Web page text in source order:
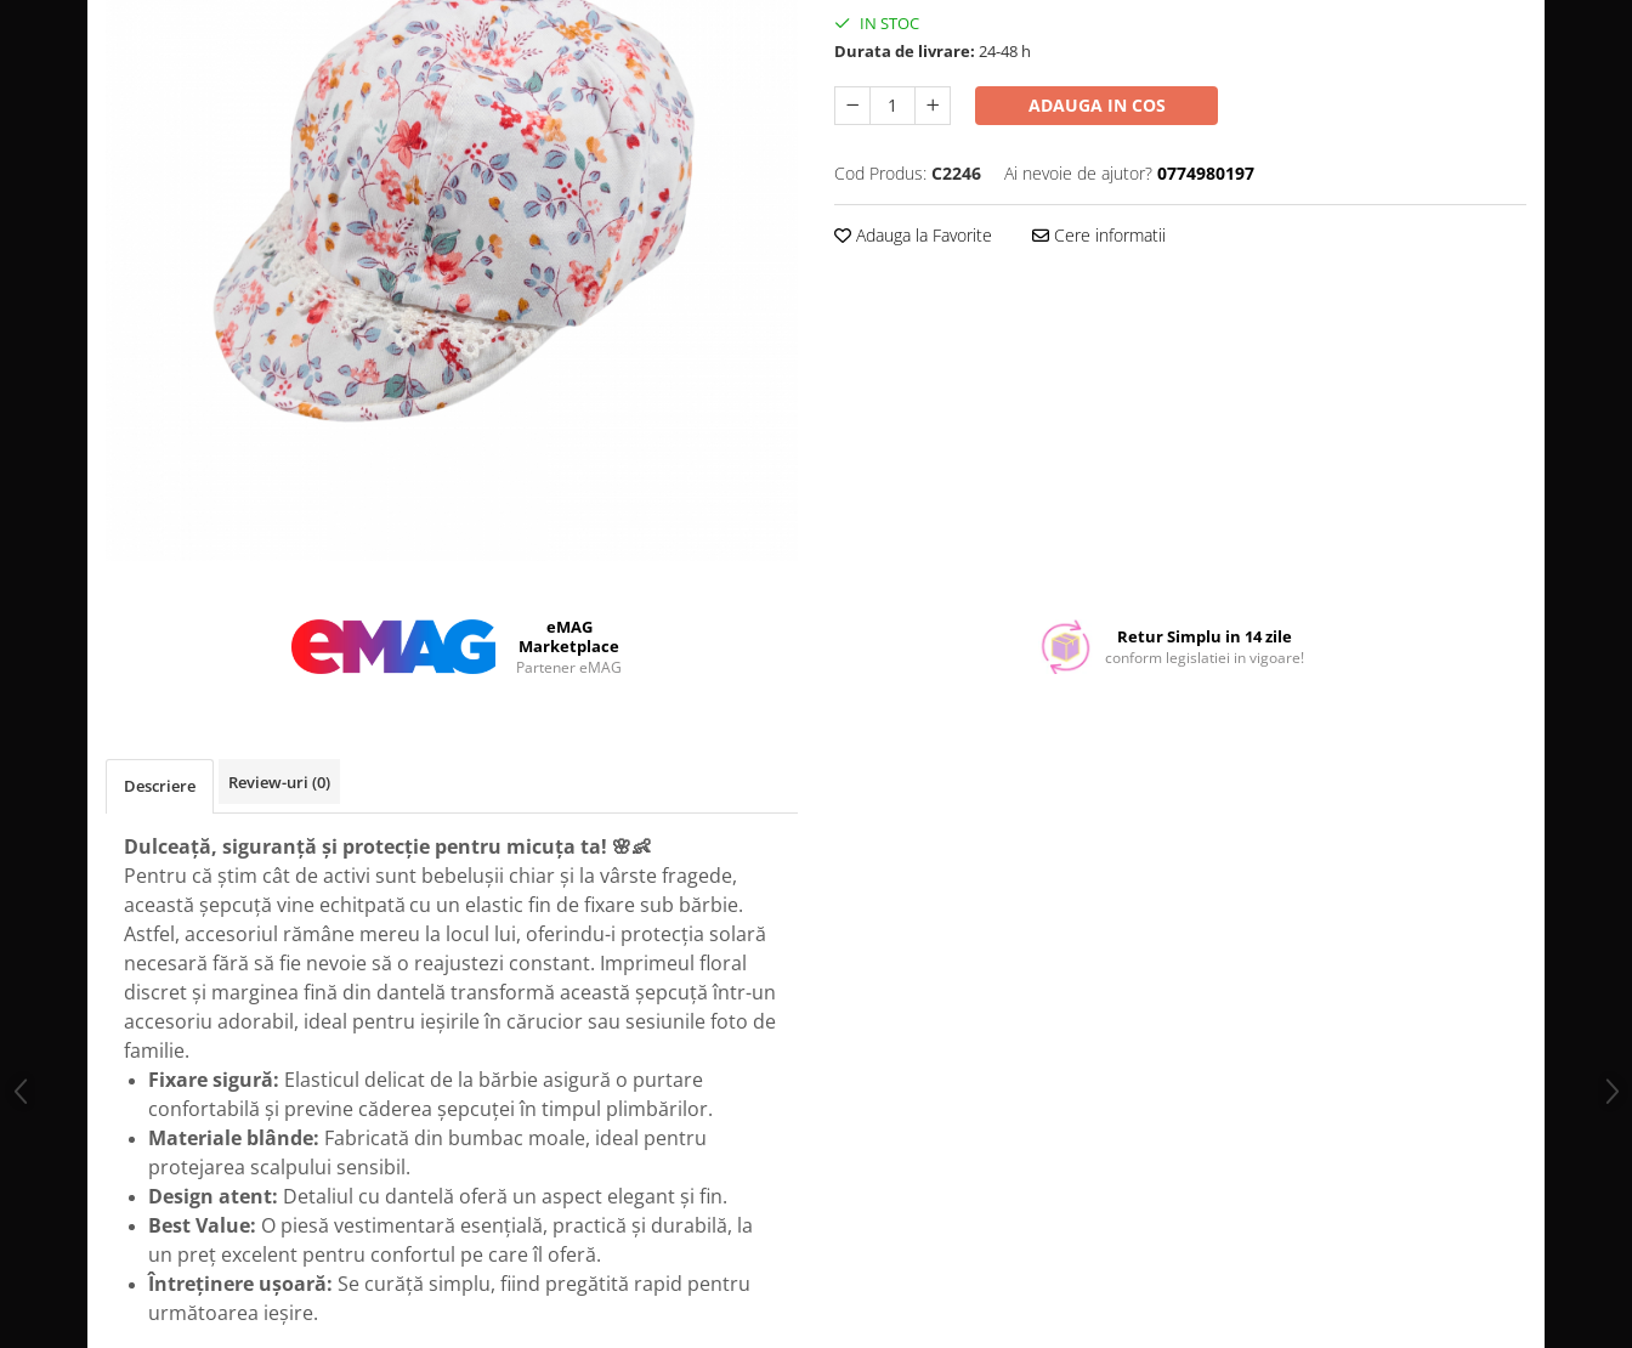
Facebook
IN STOC
Durata de livrare: 24-48 h
ADAUGA IN COS
Cod Produs: C2246 Ai nevoie de ajutor? 0774980197
Adauga la Favorite Cere informatii
eMAG
Marketplace
Partener eMAG
Retur Simplu in 14 zile
conform legislatiei in vigoare!
Descriere Review-uri (0)
Dulceață, siguranță și protecție pentru micuța ta! 🌸👶
Pentru că știm cât de activi sunt bebelușii chiar și la vârste fragede,
această șepcuță vine echitpată cu un elastic fin de fixare sub bărbie.
Astfel, accesoriul rămâne mereu la locul lui, oferindu-i protecția solară
necesară fără să fie nevoie să o reajustezi constant. Imprimeul floral
discret și marginea fină din dantelă transformă această șepcuță într-un
accesoriu adorabil, ideal pentru ieșirile în cărucior sau sesiunile foto de
familie.
Fixare sigură: Elasticul delicat de la bărbie asigură o purtare
confortabilă și previne căderea șepcuței în timpul plimbărilor.
Materiale blânde: Fabricată din bumbac moale, ideal pentru
protejarea scalpului sensibil.
Design atent: Detaliul cu dantelă oferă un aspect elegant și fin.
Best Value: O piesă vestimentară esențială, practică și durabilă, la
un preț excelent pentru confortul pe care îl oferă.
Întreținere ușoară: Se curăță simplu, fiind pregătită rapid pentru
următoarea ieșire.